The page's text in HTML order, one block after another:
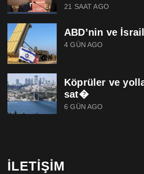
21 SAAT AGO
ABD’nin ve
4 GÜN AGO
Köprüler ve
sat�
6 GÜN AGO
İLETIŞIM